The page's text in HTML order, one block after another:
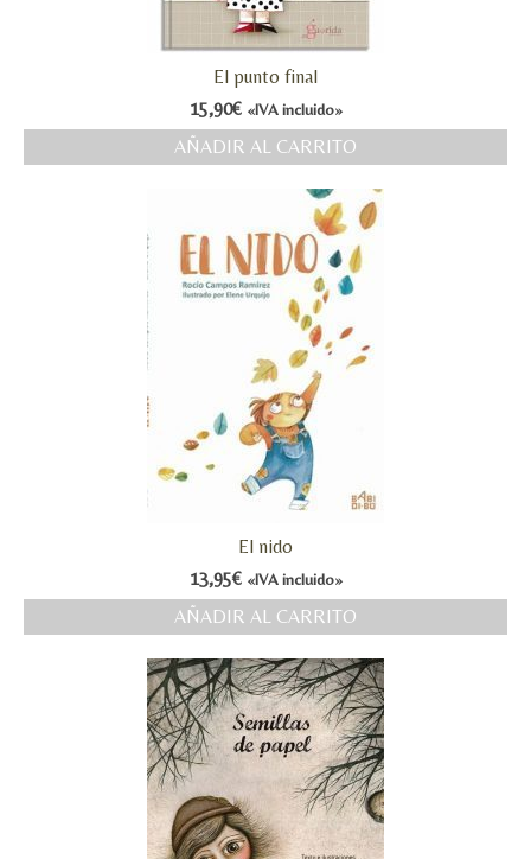
El punto final
15,90€ «IVA incluido»
AÑADIR AL CARRITO
El nido
13,95€ «IVA incluido»
AÑADIR AL CARRITO